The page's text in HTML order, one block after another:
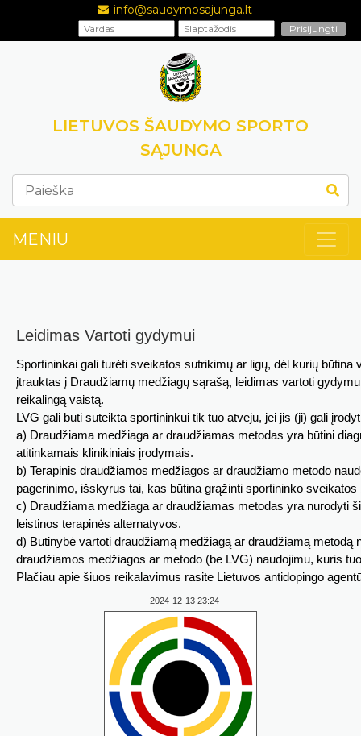
info@saudymosajunga.lt
LIETUVOS ŠAUDYMO SPORTO
SĄJUNGA
MENIU
Leidimas Vartoti gydymui
Sportininkai gali turėti sveikatos sutrikimų ar ligų, dėl kurių
įtrauktas į Draudžiamų medžiagų sąrašą, leidimas vartoti
reikalingą vaistą.
LVG gali būti suteikta sportininkui tik tuo atveju, jei jis (ji) gali
a) Draudžiama medžiaga ar draudžiamas metodas yra būtini
atitinkamais klinikiniais įrodymais.
b) Terapinis draudžiamos medžiagos ar draudžiamo metodo
pagerinimo, išskyrus tai, kas būtina grąžinti sportininko
c) Draudžiama medžiaga ar draudžiamas metodas yra nurodyti
leistinos terapinės alternatyvos.
d) Būtinybė vartoti draudžiamą medžiagą ar draudžiamą
draudžiamos medžiagos ar metodo (be LVG) naudojimu, kuris
Plačiau apie šiuos reikalavimus rasite Lietuvos antidopingo
2024-12-13 23:24